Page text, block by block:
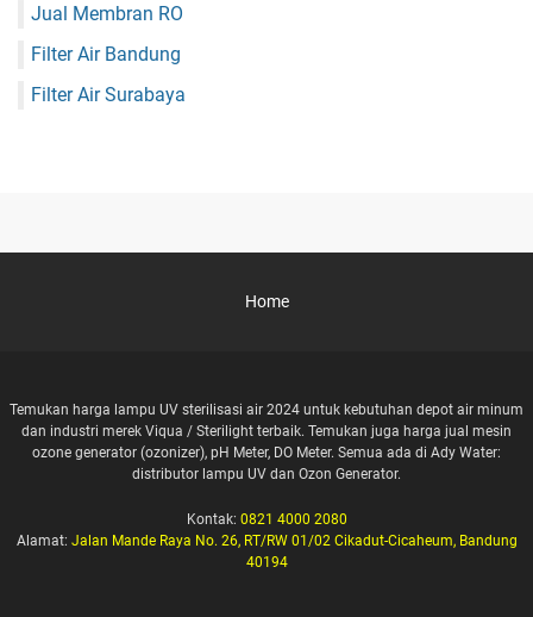
Jual Membran RO
Filter Air Bandung
Filter Air Surabaya
Home
Temukan harga lampu UV sterilisasi air 2024 untuk kebutuhan depot air minum
dan industri merek Viqua / Sterilight terbaik. Temukan juga harga jual mesin
ozone generator (ozonizer), pH Meter, DO Meter. Semua ada di Ady Water:
distributor lampu UV dan Ozon Generator.
Kontak: 0821 4000 2080
Alamat: Jalan Mande Raya No. 26, RT/RW 01/02 Cikadut-Cicaheum, Bandung
40194